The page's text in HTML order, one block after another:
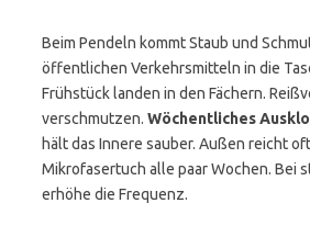
Beim Pendeln kommt Staub und
öffentlichen Verkehrsmitteln in die
Frühstück landen in den Fächern.
verschmutzen. Wöchentliches
hält das Innere sauber. Außen reicht
Mikrofasertuch alle paar Wochen. Bei
erhöhe die Frequenz.